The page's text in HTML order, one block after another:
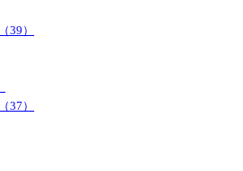
（39）
（37）